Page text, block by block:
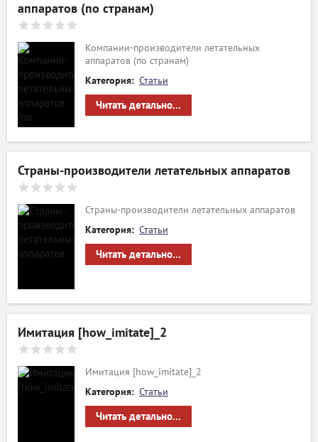
аппаратов (по странам)
Компании-производители летательных
аппаратов (по странам)
Категория: Статьи
Читать детально...
Страны-производители летательных аппаратов
Страны-производители летательных аппаратов
Категория: Статьи
Читать детально...
Имитация [how_imitate]_2
Имитация [how_imitate]_2
Категория: Статьи
Читать детально...